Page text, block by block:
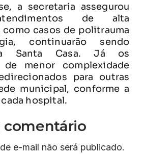
a secretaria assegurou
de alta
casos de politrauma
continuarão sendo
Santa Casa. Já os
de menor complexidade
para outras
municipal, conforme a
hospital.
comentário
e-mail não será publicado.